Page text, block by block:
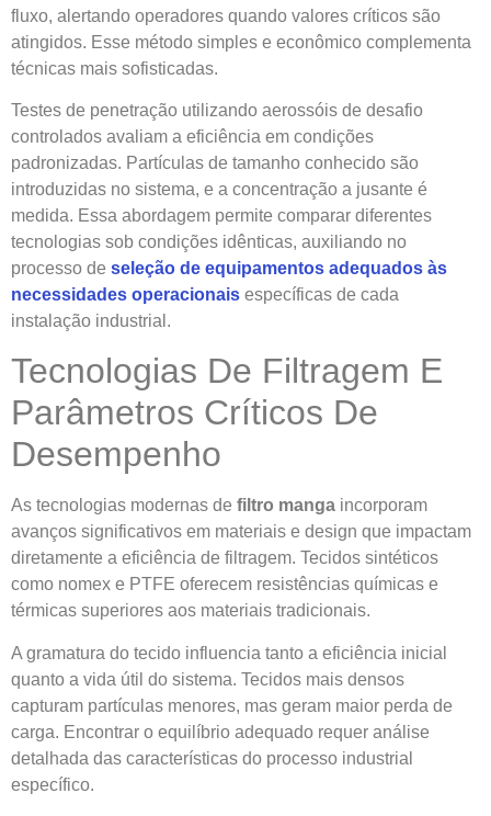
fluxo, alertando operadores quando valores críticos são
atingidos. Esse método simples e econômico complementa
técnicas mais sofisticadas.
Testes de penetração utilizando aerossóis de desafio
controlados avaliam a eficiência em condições
padronizadas. Partículas de tamanho conhecido são
introduzidas no sistema, e a concentração a jusante é
medida. Essa abordagem permite comparar diferentes
tecnologias sob condições idênticas, auxiliando no
processo de seleção de equipamentos adequados às
necessidades operacionais específicas de cada
instalação industrial.
Tecnologias De Filtragem E
Parâmetros Críticos De
Desempenho
As tecnologias modernas de filtro manga incorporam
avanços significativos em materiais e design que impactam
diretamente a eficiência de filtragem. Tecidos sintéticos
como nomex e PTFE oferecem resistências químicas e
térmicas superiores aos materiais tradicionais.
A gramatura do tecido influencia tanto a eficiência inicial
quanto a vida útil do sistema. Tecidos mais densos
capturam partículas menores, mas geram maior perda de
carga. Encontrar o equilíbrio adequado requer análise
detalhada das características do processo industrial
específico.